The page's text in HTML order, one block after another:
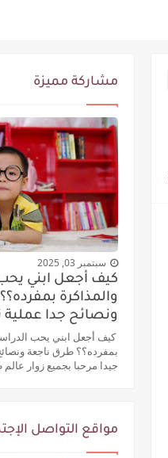
مشاركة مميزة
سبتمبر 03, 2025
كيف أجعل ابني
والمذاكرة
ونصائح جدا
كيف أجعل ابني يحب
بمفرده؟؟ طرق ناجعة
جيدا مرحبا بجميع زوار
مواقع التواصل